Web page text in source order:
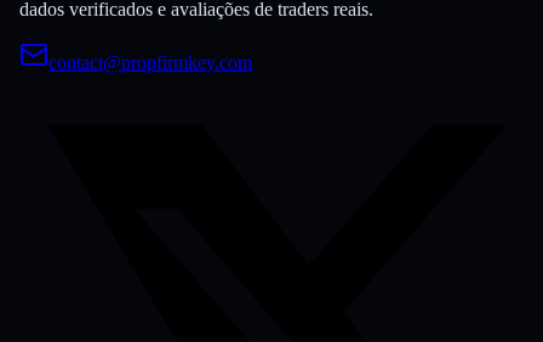
dados verificados e avaliações de traders reais.
contact@propfirmkey.com